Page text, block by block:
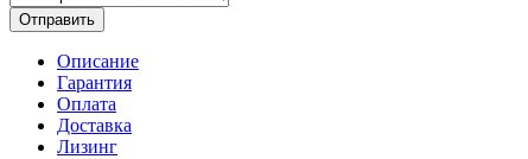
Отправить
Описание
Гарантия
Оплата
Доставка
Лизинг